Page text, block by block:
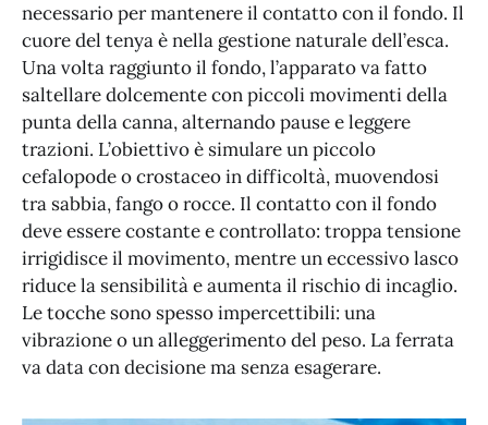
necessario per mantenere il contatto con il fondo. Il
cuore del tenya è nella gestione naturale dell’esca.
Una volta raggiunto il fondo, l’apparato va fatto
saltellare dolcemente con piccoli movimenti della
punta della canna, alternando pause e leggere
trazioni. L’obiettivo è simulare un piccolo
cefalopode o crostaceo in difficoltà, muovendosi
tra sabbia, fango o rocce. Il contatto con il fondo
deve essere costante e controllato: troppa tensione
irrigidisce il movimento, mentre un eccessivo lasco
riduce la sensibilità e aumenta il rischio di incaglio.
Le tocche sono spesso impercettibili: una
vibrazione o un alleggerimento del peso. La ferrata
va data con decisione ma senza esagerare.